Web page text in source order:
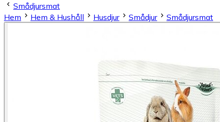
Smådjursmat
Hem
Hem & Hushåll Husdjur Smådjur Smådjursmat